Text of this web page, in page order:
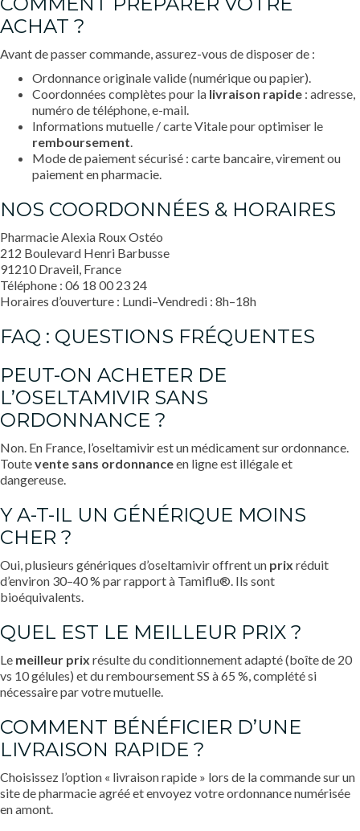
ACHAT ?
Avant de passer commande, assurez-vous de disposer de :
Ordonnance originale valide (numérique ou papier).
Coordonnées complètes pour la livraison rapide : adresse,
numéro de téléphone, e-mail.
Informations mutuelle / carte Vitale pour optimiser le
remboursement.
Mode de paiement sécurisé : carte bancaire, virement ou
paiement en pharmacie.
NOS COORDONNÉES & HORAIRES
Pharmacie Alexia Roux Ostéo
212 Boulevard Henri Barbusse
91210 Draveil, France
Téléphone : 06 18 00 23 24
Horaires d’ouverture : Lundi–Vendredi : 8h–18h
FAQ : QUESTIONS FRÉQUENTES
PEUT-ON ACHETER DE
L’OSELTAMIVIR SANS
ORDONNANCE ?
Non. En France, l’oseltamivir est un médicament sur ordonnance.
Toutevente sans ordonnanceen ligne est illégale et
dangereuse.
Y A-T-IL UN GÉNÉRIQUE MOINS
CHER ?
Oui, plusieurs génériques d’oseltamivir offrent un prix réduit
d’environ 30–40 % par rapport à Tamiflu®. Ils sont
bioéquivalents.
QUEL EST LE MEILLEUR PRIX ?
Le meilleur prix résulte du conditionnement adapté (boîte de 20
vs 10 gélules) et du remboursement SS à 65 %, complété si
nécessaire par votre mutuelle.
COMMENT BÉNÉFICIER D’UNE
LIVRAISON RAPIDE ?
Choisissez l’option « livraison rapide » lors de la commande sur un
site de pharmacie agréé et envoyez votre ordonnance numérisée
en amont.